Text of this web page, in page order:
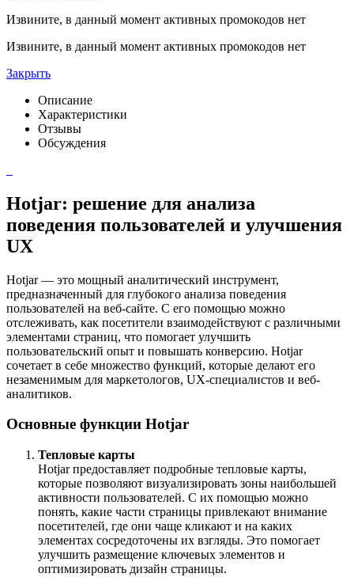
Извините, в данный момент активных промокодов нет
Извините, в данный момент активных промокодов нет
Закрыть
Описание
Характеристики
Отзывы
Обсуждения
Hotjar: решение для анализа
поведения пользователей и улучшения
UX
Hotjar — это мощный аналитический инструмент,
предназначенный для глубокого анализа поведения
пользователей на веб-сайте. С его помощью можно
отслеживать, как посетители взаимодействуют с различными
элементами страниц, что помогает улучшить
пользовательский опыт и повышать конверсию. Hotjar
сочетает в себе множество функций, которые делают его
незаменимым для маркетологов, UX-специалистов и веб-
аналитиков.
Основные функции Hotjar
Тепловые карты
Hotjar предоставляет подробные тепловые карты,
которые позволяют визуализировать зоны наибольшей
активности пользователей. С их помощью можно
понять, какие части страницы привлекают внимание
посетителей, где они чаще кликают и на каких
элементах сосредоточены их взгляды. Это помогает
улучшить размещение ключевых элементов и
оптимизировать дизайн страницы.